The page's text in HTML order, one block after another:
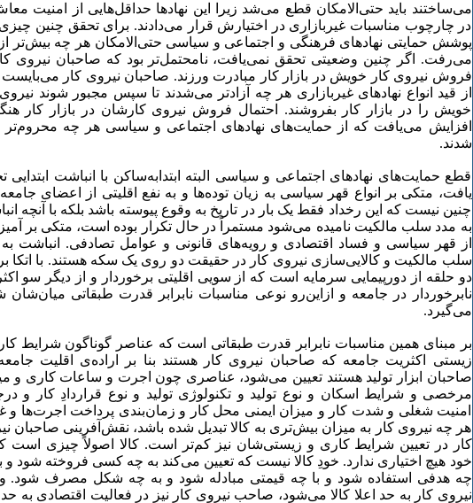
می‌­ساختند باید حتی‌­الامکان قطع می­‌­شد زیرا این نهادها حداقل‌­هایی از امنیت
در چارچوب مناسبات غیربازاری در اختیارش قرار می‌­دادند. برای تحقق چنین چیزی
پوشش حمایتی نهادهای فرهنگی و اجتماعی و سیاسی حتی‌­الامکان هر چه بیش‌تر
می‌­رفت. اگر چنین وضعیتی تحقق نمی‌­یافت، نامحتمل‌­تر بود که صاحبان نیروی
فروش نیروی کار خویش در بازار کار مبادرت ورزند. صاحبان نیروی کار می‌­بایست
از قید انواع نهادهای غیربازاری هر چه آزادتر می‌­شدند تا سپس مجبور شوند نیروی
خویش را در بازار کار بفروشند. احتمال فروش نیروی کارشان در بازار کار
افزایش می­‌یافت که از حمایت­‌های نهادهای اجتماعی و سیاسی هر چه
شدند.
قطع حمایت‌­های نهادهای اجتماعی و سیاسی البته ابتدا‌­به‌­ساکن با انباشت ابتدایی
یافت، متکی بر انواع قهر سیاسی به زیان توده‌­ها و به نفع اقلیتی از اعضای
چنین نیست که این رخداد فقط یک بار در تاریخ به وقوع پیوسته باشد بلکه با آن­چه
به مدد سلب مالکیت نامیده می‌­شود مستمراً در حال تکرار بوده است، متکی بر
از قهر سیاسی و فساد اقتصادی و رویه‌­های قانونی و عوامل تصادفی. انباشت به
سلب مالکیت و کالایی‌­سازی نیروی کار در حقیقت دو روی یک سکه هستند. با اتکا
دو حلقه از دورپیمایی سرمایه است که از سویی اقلیتی برخوردار و از دیگر سو
نابرخوردار در جامعه و ازاین‌­رو نوعی مناسبات نابرابر قدرت طبقاتی
می‌­گیرد.
بر مبنای همین مناسبات نابرابر قدرت طبقاتی است که عناصر گوناگون شرایط
زیستی اکثریت جامعه که صاحبان نیروی کار هستند بنا بر اراده‌­ی اقلیت
صاحبان ابزار تولید هستند تعیین می‌­شود، عناصری چون اجرت و ساعات کاری و
مرخصی و شرایط اسکان و نوع تولید و تکنولوژی تولید و نوع قراردادِ کار و
امنیت شغلی و شدت کار و میزان ایمنی محل کار و زمان‌­بندی پرداخت اجرت­‌ها و
هر چه نیروی کار به میزان بیش‌تری به کالا تبدیل شده باشد، نقش­‌آفرینی صاحبان
کار در تعیین شرایط کاری و زیستی‌­شان نیز کم‌تر است. کالا اصولاً چیزی است
خود هیچ اختیاری ندارد. خودِ کالا نیست که تعیین می‌­کند به چه کسی فروخته شود و
چه هدفی استفاده شود و با چه قیمتی مبادله شود و به چه شکل مصرف شود.
نیروی کار به حد اعلا کالا می‌­شود، صاحب نیروی کار نیز در فعالیت اقتصادی به حد